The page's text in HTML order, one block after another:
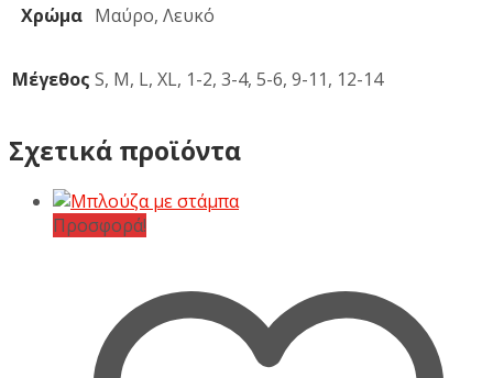
Χρώμα Μαύρο, Λευκό
Μέγεθος S, M, L, XL, 1-2, 3-4, 5-6, 9-11, 12-14
Σχετικά προϊόντα
Προσφορά!